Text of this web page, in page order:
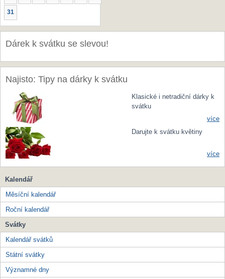
31
Dárek k svátku se slevou!
Najisto: Tipy na dárky k svátku
Klasické i netradiční dárky k
svátku
více
Darujte k svátku květiny
více
Kalendář
Měsíční kalendář
Roční kalendář
Svátky
Kalendář svátků
Státní svátky
Významné dny